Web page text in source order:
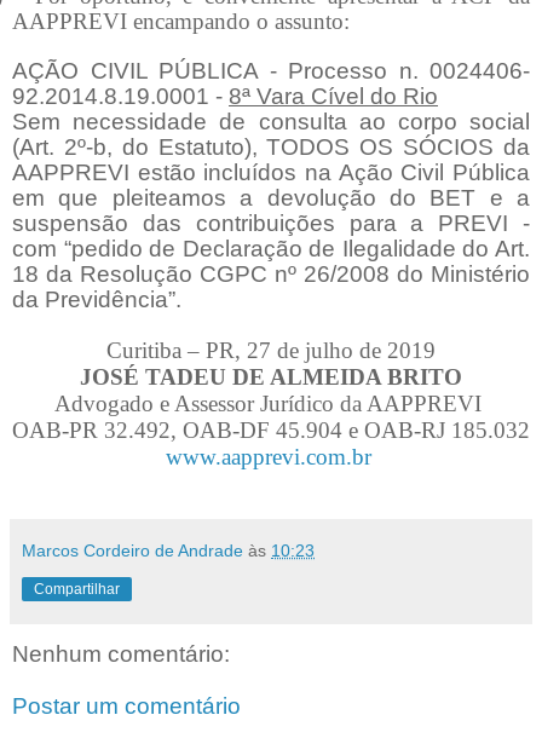
AAPPREVI encampando o assunto:
AÇÃO CIVIL PÚBLICA - Processo n. 0024406-
92.2014.8.19.0001 - 8ª Vara Cível do Rio
Sem necessidade de consulta ao corpo social
(Art. 2º-b, do Estatuto), TODOS OS SÓCIOS da
AAPPREVI estão incluídos na Ação Civil Pública
em que pleiteamos a devolução do BET e a
suspensão das contribuições para a PREVI -
com “pedido de Declaração de Ilegalidade do Art.
18 da Resolução CGPC nº 26/2008 do Ministério
da Previdência”.
Curitiba – PR, 27 de julho de 2019
JOSÉ TADEU DE ALMEIDA BRITO
Advogado e Assessor Jurídico da AAPPREVI
OAB-PR 32.492, OAB-DF 45.904 e OAB-RJ 185.032
www.aapprevi.com.br
Marcos Cordeiro de Andrade às 10:23
Compartilhar
Nenhum comentário:
Postar um comentário